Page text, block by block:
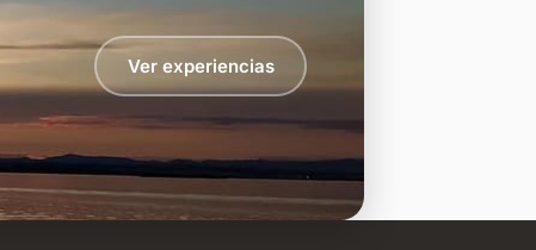
Ver experiencias